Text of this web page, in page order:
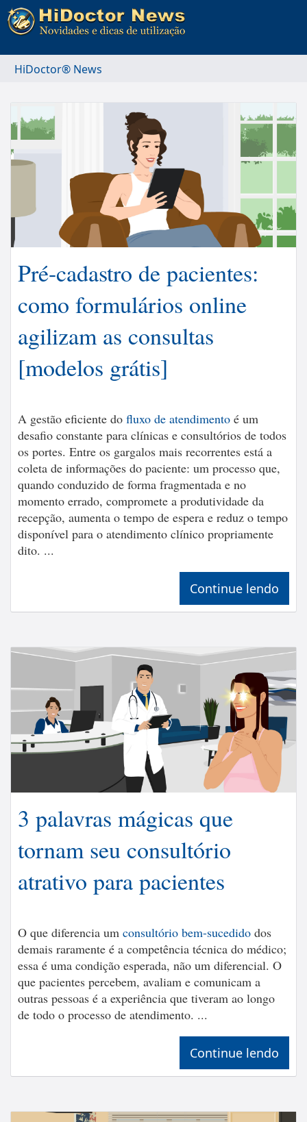
HiDoctor® News
Pré-cadastro de pacientes:
como formulários online
agilizam as consultas
[modelos grátis]
A gestão eficiente do fluxo de atendimento é um
desafio constante para clínicas e consultórios de todos
os portes. Entre os gargalos mais recorrentes está a
coleta de informações do paciente: um processo que,
quando conduzido de forma fragmentada e no
momento errado, compromete a produtividade da
recepção, aumenta o tempo de espera e reduz o tempo
disponível para o atendimento clínico propriamente
dito. ...
Continue lendo
3 palavras mágicas que
tornam seu consultório
atrativo para pacientes
O que diferencia um consultório bem-sucedido dos
demais raramente é a competência técnica do médico;
essa é uma condição esperada, não um diferencial. O
que pacientes percebem, avaliam e comunicam a
outras pessoas é a experiência que tiveram ao longo
de todo o processo de atendimento. ...
Continue lendo